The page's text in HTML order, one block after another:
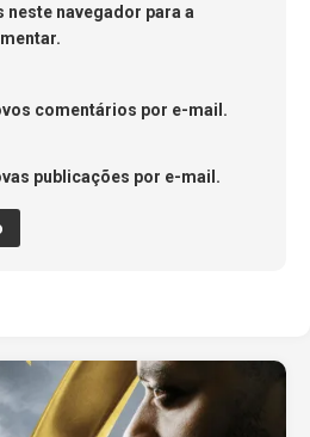
neste navegador para a
comentários por e-mail.
publicações por e-mail.